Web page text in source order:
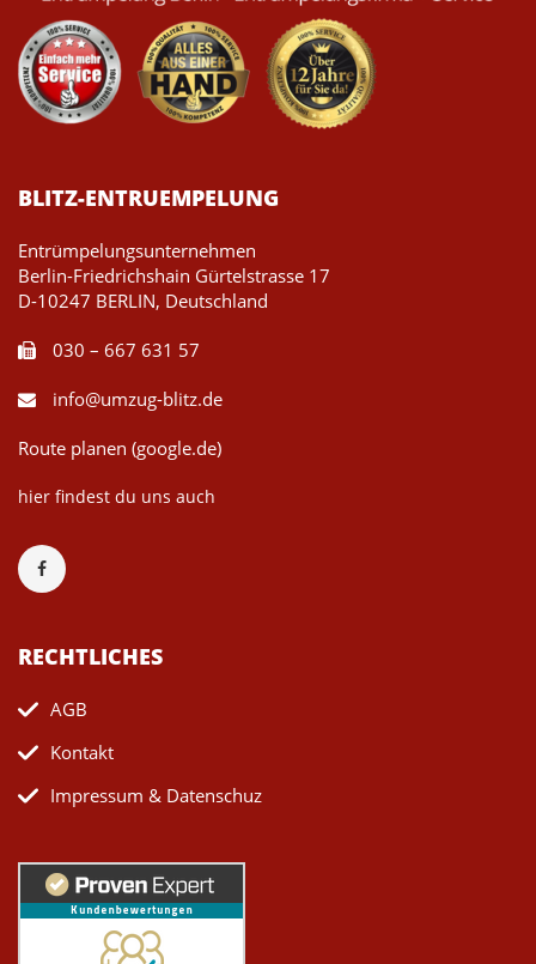
BLITZ-ENTRUEMPELUNG
Entrümpelungsunternehmen
Berlin-Friedrichshain Gürtelstrasse 17
D-10247 BERLIN, Deutschland
030 – 667 631 57
info@umzug-blitz.de
Route planen (google.de)
hier findest du uns auch
RECHTLICHES
AGB
Kontakt
Impressum & Datenschuz